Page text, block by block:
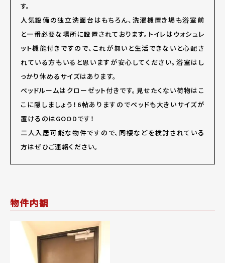
す。
人気設備の独立洗面台はもちろん、洗濯機置き場も浴室前
と一番必要な場所に設置されております。トイレはウォシュレ
ット機能付きですので、これが無いと生活できないと心配さ
れている方もいると思いますが安心してください。浴室はし
っかり休めるサイズはあります。
ベッドルームはクローゼット付きです。見せたくない荷物はこ
こに隠しましょう！6帖ありますのでベッドも大きいサイズが
置けるのはGOODです！
二人入居可能な物件ですので、同棲などを検討されている
方はぜひご連絡ください。
物件内観